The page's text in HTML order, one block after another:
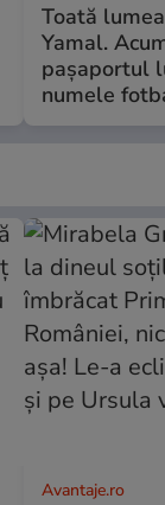
Toată
Yamal.
pașaportul
numele
Avantaje.ro